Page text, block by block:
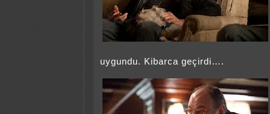
uygundu. Kibarca geçirdi….